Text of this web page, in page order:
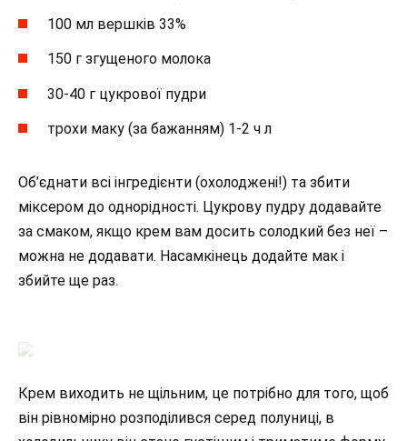
100 мл вершків 33%
150 г згущеного молока
30-40 г цукрової пудри
трохи маку (за бажанням) 1-2 ч л
Об’єднати всі інгредієнти (охолоджені!) та збити
міксером до однорідності. Цукрову пудру додавайте
за смаком, якщо крем вам досить солодкий без неї –
можна не додавати. Насамкінець додайте мак і
збийте ще раз.
Крем виходить не щільним, це потрібно для того, щоб
він рівномірно розподілився серед полуниці, в